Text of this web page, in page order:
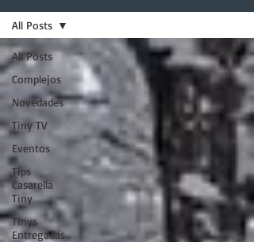
All Posts
Complejos
Novedades
Tiny TV
Eventos
Tips
Casarella
Tiny
Tinys
Entregadas
All Posts